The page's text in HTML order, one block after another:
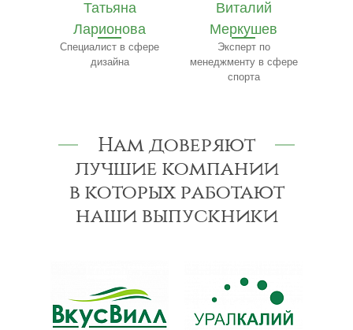
Виталий
Меркушев
Эксперт по
менеджменту в сфере
Валерий Костин
Эксперт по маркетингу
и рекламе
Нам доверяют
лучшие компании
в которых работают
наши выпускники